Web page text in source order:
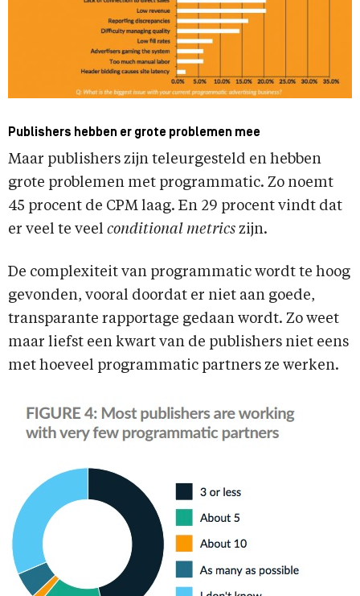
Publishers hebben er grote problemen mee
Maar publishers zijn teleurgesteld en hebben
grote problemen met programmatic. Zo noemt
45 procent de CPM laag. En 29 procent vindt dat
er veel te veel conditional metrics zijn.
De complexiteit van programmatic wordt te hoog
gevonden, vooral doordat er niet aan goede,
transparante rapportage gedaan wordt. Zo weet
maar liefst een kwart van de publishers niet eens
met hoeveel programmatic partners ze werken.